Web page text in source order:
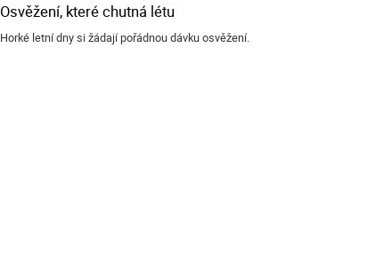
Osvěžení, které chutná létu
Horké letní dny si žádají pořádnou dávku osvěžení.